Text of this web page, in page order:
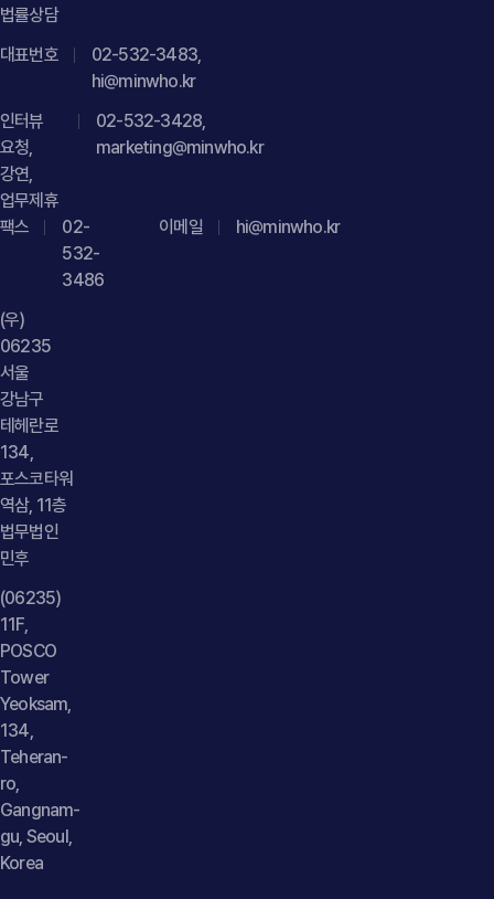
법률상담
대표번호
02-532-3483,
hi@minwho.kr
인터뷰
요청,
강연,
업무제휴
02-532-3428,
marketing@minwho.kr
팩스
02-
532-
3486
이메일 hi@minwho.kr
(우)
06235
서울
강남구
테헤란로
134,
포스코타워
역삼, 11층
법무법인
민후
(06235)
11F,
POSCO
Tower
Yeoksam,
134,
Teheran-
ro,
Gangnam-
gu, Seoul,
Korea